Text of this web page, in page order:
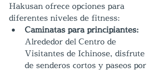
Hakusan ofrece opciones para
diferentes niveles de fitness:
Caminatas para principiantes:
Alrededor del Centro de
Visitantes de Ichinose, disfrute
de senderos cortos y paseos por